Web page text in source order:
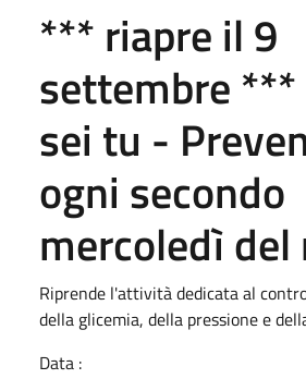
*** riapre il 9
settembre ***
sei tu -
ogni secondo
mercoledì del
Riprende l'attività dedicata al
della glicemia, della pressione e
Data :